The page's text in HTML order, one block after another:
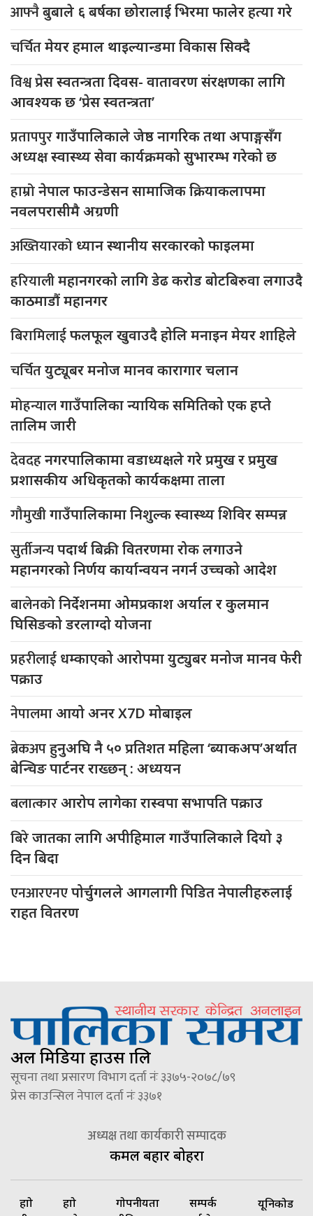
आफ्नैबुबाले ६ बर्षका छोरालाई भिरमा फालेर हत्या गरे
चर्चितमेयर हमाल थाइल्यान्डमा विकास सिक्दै
विश्वप्रेस स्वतन्त्रता दिवस- वातावरण संरक्षणका लागि
आवश्यक छ ‘प्रेस स्वतन्त्रता’
प्रतापपुरगाउँपालिकाले जेष्ठ नागरिक तथा अपाङ्गसँग
अध्यक्ष स्वास्थ्य सेवा कार्यक्रमको सुभारम्भ गरेको छ
हाम्रोनेपाल फाउन्डेसन सामाजिक क्रियाकलापमा
नवलपरासीमै अग्रणी
अख्तियारको ध्यान स्थानीय सरकारको फाइलमा
हरियालीमहानगरको लागि डेढ करोड बोटबिरुवा लगाउदै
काठमाडौं महानगर
बिरामिलाईफलफूल खुवाउदै होलि मनाइन मेयर शाहिले
चर्चितयुट्यूबर मनोज मानव कारागार चलान
मोहन्यालगाउँपालिका न्यायिक समितिको एक हप्ते
तालिम जारी
देवदहनगरपालिकामा वडाध्यक्षले गरे प्रमुख र प्रमुख
प्रशासकीय अधिकृतको कार्यकक्षमा ताला
गौमुखीगाउँपालिकामा निशुल्क स्वास्थ्य शिविर सम्पन्न
सुर्तीजन्यपदार्थ बिक्री वितरणमा रोक लगाउने
महानगरको निर्णय कार्यान्वयन नगर्न उच्चको आदेश
बालेनकोनिर्देशनमा ओमप्रकाश अर्याल र कुलमान
घिसिङको डरलाग्दो योजना
प्रहरीलाई धम्काएको आरोपमा युट्युबर मनोज मानव फेरी
पक्राउ
नेपालमाआयो अनर X7D मोबाइल
ब्रेकअपहुनुअघि नै ५० प्रतिशत महिला ‘ब्याकअप’अर्थात
बेन्चिङ पार्टनर राख्छन् : अध्ययन
बलात्कारआरोप लागेका रास्वपा सभापति पक्राउ
बिरेजातका लागि अपीहिमाल गाउँपालिकाले दियो ३
दिन बिदा
एनआरएनएपोर्चुगलले आगलागी पिडित नेपालीहरुलाई
राहत वितरण
अल मिडिया हाउस प्रालि
सूचना तथा प्रसारण विभाग दर्ता नंः ३३७५-२०७८/७९
प्रेस काउन्सिल नेपाल दर्ता नंः ३३७१
अध्यक्ष तथा कार्यकारी सम्पादक
कमल बहादुर बोहरा
हाम्रो
हाम्रो
गोपनीयता
सम्पर्क
यूनिकोड